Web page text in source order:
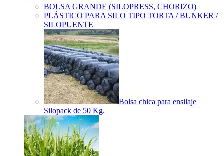
BOLSA GRANDE (SILOPRESS, CHORIZO)
PLÁSTICO PARA SILO TIPO TORTA / BUNKER /
SILOPUENTE
Bolsa chica para ensilaje
Silopack de 50 Kg.